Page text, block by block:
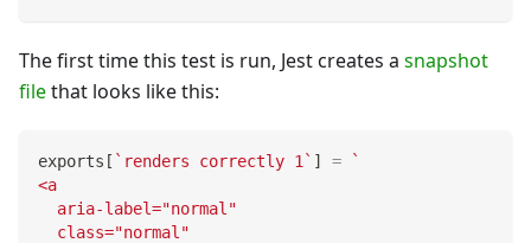
The first time this test is run, Jest creates a snapshot
filethat looks like this:
exports [ ` renders correctly 1 ` ] =
`
<a
  aria-label="normal"
  class="normal"